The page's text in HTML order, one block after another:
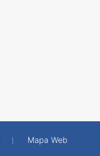
Mapa Web